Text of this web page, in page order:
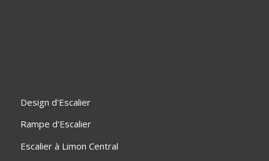
Design d'Escalier
Rampe d'Escalier
Escalier à Limon Central